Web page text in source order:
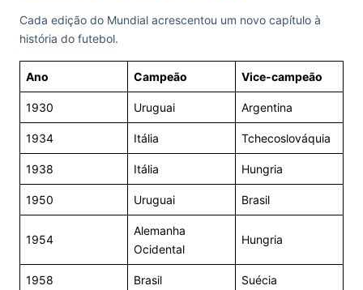
Cada edição do Mundial acrescentou um novo capítulo à
história do futebol.
Ano Campeão Vice-campeão
1930 Uruguai Argentina
1934 Itália Tchecoslováquia
1938 Itália Hungria
1950 Uruguai Brasil
1954
Alemanha
Ocidental
Hungria
1958 Brasil Suécia